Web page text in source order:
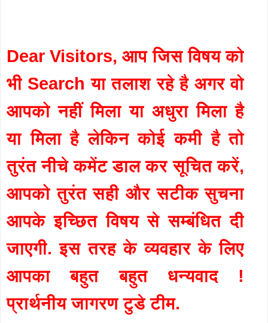
Dear Visitors, आप जिस विषय को
भी Search या तलाश रहे है अगर वो
आपको नहीं मिला या अधुरा मिला है
या मिला है लेकिन कोई कमी है तो
तुरंत नीचे कमेंट डाल कर सूचित करें,
आपको तुरंत सही और सटीक सुचना
आपके इच्छित विषय से सम्बंधित दी
जाएगी. इस तरह के व्यवहार के लिए
आपका बहुत बहुत धन्यवाद !
प्रार्थनीय जागरण टुडे टीम.